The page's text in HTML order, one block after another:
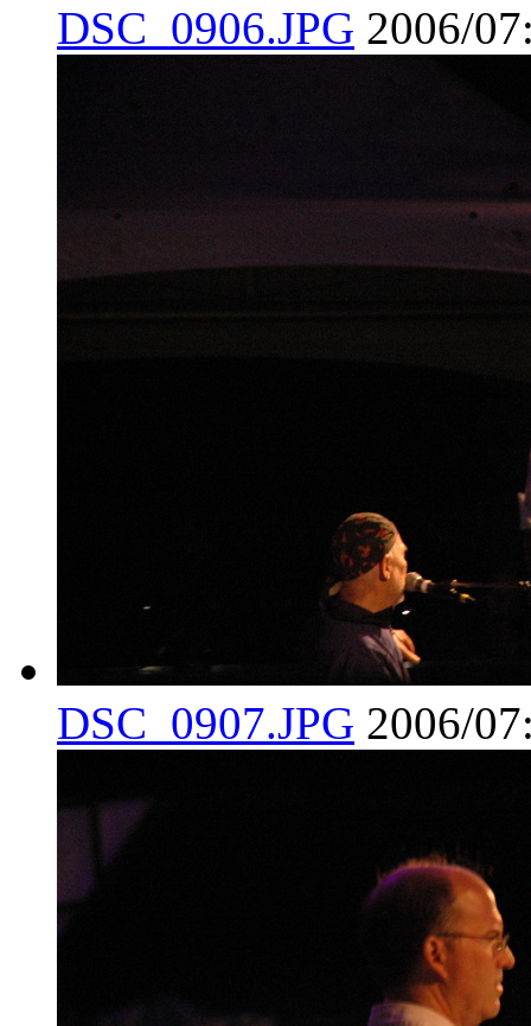
DSC_0906.JPG 2006/
DSC_0907.JPG 2006/